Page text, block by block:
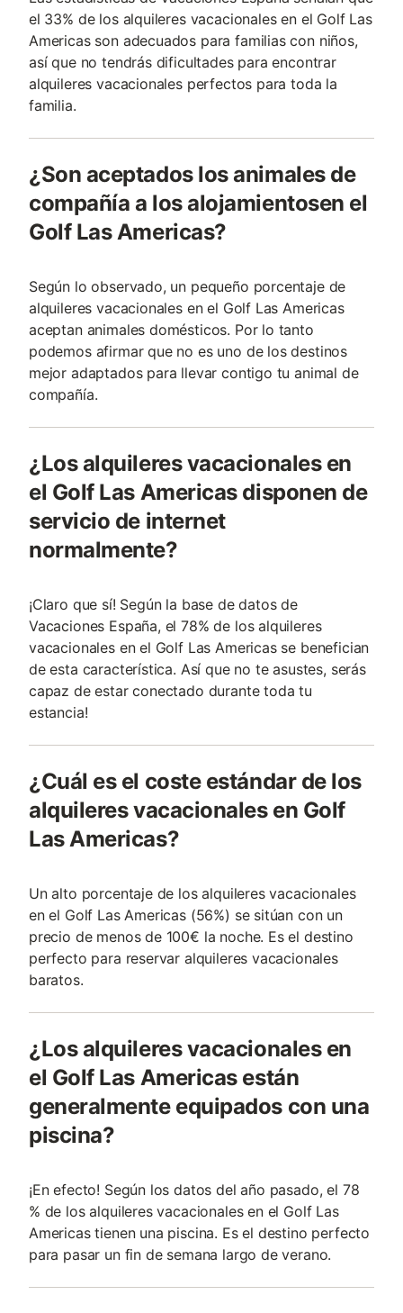
el 33% de los alquileres vacacionales en el Golf Las
Americas son adecuados para familias con niños,
así que no tendrás dificultades para encontrar
alquileres vacacionales perfectos para toda la
familia.
¿Son aceptados los animales de
compañía a los alojamientosen el
Golf Las Americas?
Según lo observado, un pequeño porcentaje de
alquileres vacacionales en el Golf Las Americas
aceptan animales domésticos. Por lo tanto
podemos afirmar que no es uno de los destinos
mejor adaptados para llevar contigo tu animal de
compañía.
¿Los alquileres vacacionales en
el Golf Las Americas disponen de
servicio de internet
normalmente?
¡Claro que sí! Según la base de datos de
Vacaciones España, el 78% de los alquileres
vacacionales en el Golf Las Americas se benefician
de esta característica. Así que no te asustes, serás
capaz de estar conectado durante toda tu
estancia!
¿Cuál es el coste estándar de los
alquileres vacacionales en Golf
Las Americas?
Un alto porcentaje de los alquileres vacacionales
en el Golf Las Americas (56%) se sitúan con un
precio de menos de 100€ la noche. Es el destino
perfecto para reservar alquileres vacacionales
baratos.
¿Los alquileres vacacionales en
el Golf Las Americas están
generalmente equipados con una
piscina?
¡En efecto! Según los datos del año pasado, el 78
% de los alquileres vacacionales en el Golf Las
Americas tienen una piscina. Es el destino perfecto
para pasar un fin de semana largo de verano.